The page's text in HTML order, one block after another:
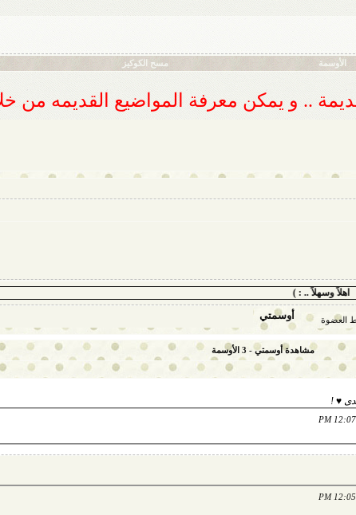
الأوسمة مسح الكوكيز
.. و يمكن معرفة المواضيع القديمه من
وسهلاً .. : )
العضوة أوسمتي
مشاهدة أوسمتي - 3 الأوسمة
♥ !